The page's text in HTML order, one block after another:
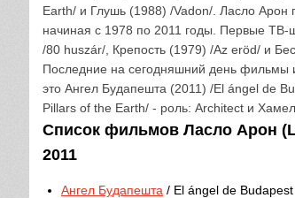
Earth/ и Глушь (1988) /Vadon/. Ласло Арон
начиная с 1978 по 2011 годы. Первые ТВ-
/80 huszár/, Крепость (1979) /Az eröd/ и
Последние на сегодняшний день фильмы
это Ангел Будапешта (2011) /El ángel de
Pillars of the Earth/ - роль: Architect и
Список фильмов Ласло Арон
2011
Ангел Будапешта / El ángel de Budapest